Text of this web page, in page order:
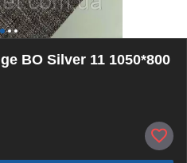
BO Silver 11 1050*800